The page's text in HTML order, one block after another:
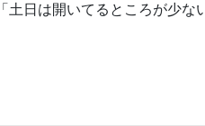
日は開いてるところが少な